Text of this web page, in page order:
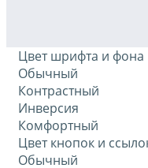
Цвет шрифта и фона
Обычный
Контрастный
Инверсия
Комфортный
Цвет кнопок и
Обычный